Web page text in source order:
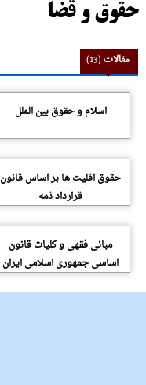
حقوق و قضا
مقالات(13)
اسلام و حقوق بین الملل
حقوق اقلیت ها بر اساس قانون
قرارداد ذمه
مبانى فقهى و کلیات قانون
اساسى جمهورى اسلامى ایران